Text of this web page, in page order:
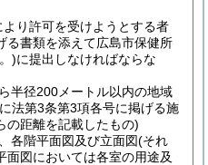
り許可を受けようとする者
る書類を添えて広島市保健所
)に提出しなければならな
半径200メートル以内の地域
法第3条第3項各号に掲げる施
の距離を記載したもの)
各階平面図及び立面図(それ
面図においては各室の用途及